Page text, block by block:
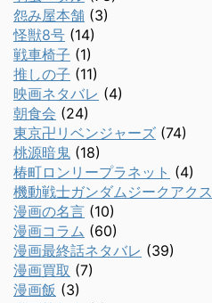
怨み屋本舗 (3)
怪獣8号 (14)
戦車椅子 (1)
推しの子 (11)
映画ネタバレ (4)
朝食会 (24)
東京卍リベンジャーズ (74)
桃源暗鬼 (18)
椿町ロンリープラネット (4)
機動戦士ガンダムジークアクス
漫画の名言 (10)
漫画コラム (60)
漫画最終話ネタバレ (39)
漫画買取 (7)
漫画飯 (3)